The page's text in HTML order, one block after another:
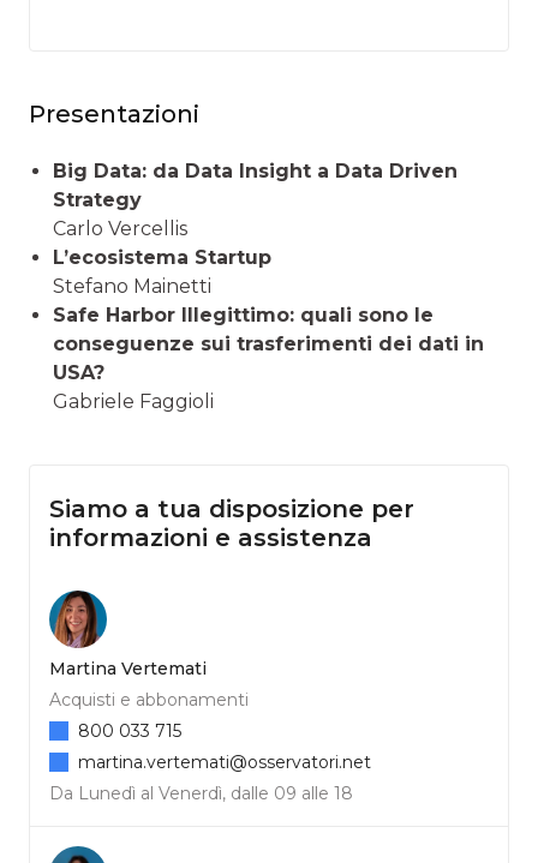
Presentazioni
Big Data: da Data Insight a Data Driven
Strategy
Carlo Vercellis
L’ecosistema Startup
Stefano Mainetti
Safe Harbor Illegittimo: quali sono le
conseguenze sui trasferimenti dei dati in
USA?
Gabriele Faggioli
Siamo a tua disposizione per
informazioni e assistenza
Martina Vertemati
Acquisti e abbonamenti
Da Lunedì al Venerdì, dalle 09 alle 18
800 033 715
martina.vertemati@osservatori.net